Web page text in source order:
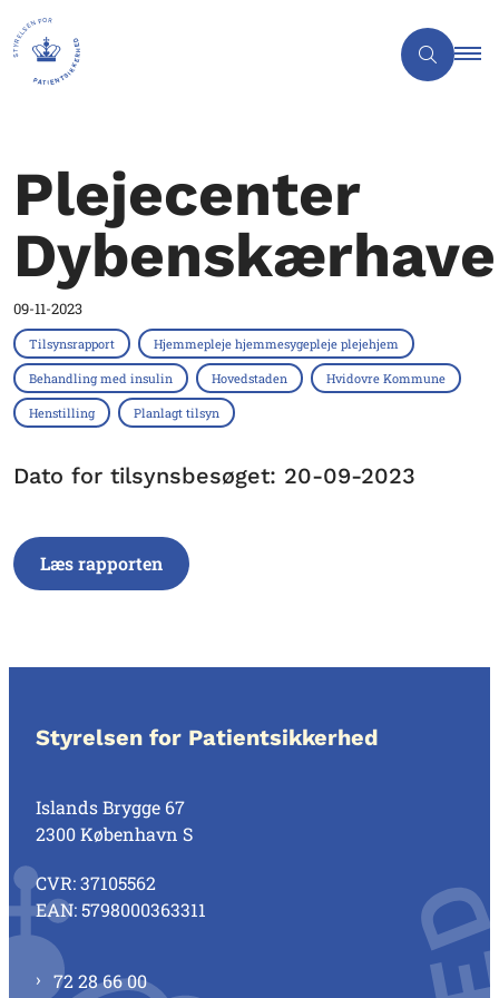
Plejecenter
Dybenskærhave
09-11-2023
Tilsynsrapport Hjemmepleje hjemmesygepleje plejehjem
Behandling med insulin Hovedstaden Hvidovre Kommune
Henstilling Planlagt tilsyn
Dato for tilsynsbesøget: 20-09-2023
Læs rapporten
Styrelsen for Patientsikkerhed
Islands Brygge 67
2300 København S
CVR: 37105562
EAN: 5798000363311
72 28 66 00